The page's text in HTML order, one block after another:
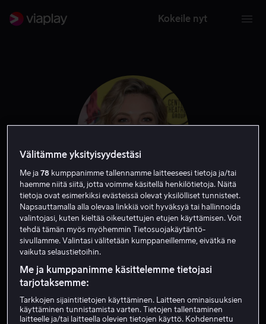
Kokeile nyt
Eloise Mumford
Vieras Näyttelijä
Välitämme yksityisyydestäsi
Me ja78 kumppanimme tallennamme laitteeseesi tietoja ja/tai
haemme niitä siitä, jotta voimme käsitellä henkilötietoja. Näitä
tietoja ovat esimerkiksi evästeissä olevat yksilölliset tunnisteet.
Napsauttamalla alla olevaa linkkiä voit hyväksyä tai hallinnoida
valintojasi, kuten kieltää oikeutettujen etujen käyttämisen. Voit
tehdä tämän myös myöhemmin Tietosuojakäytäntö-
sivullamme. Valintasi välitetään kumppaneillemme, eivätkä ne
vaikuta selaustietoihin.
Me ja kumppanimme käsittelemme tietojasi
tarjotaksemme:
Tarkkojen sijaintitietojen käyttäminen. Laitteen ominaisuuksien
käyttäminen tunnistamista varten. Tietojen tallentaminen
laitteelle ja/tai laitteella olevien tietojen käyttö. Kohdennettu